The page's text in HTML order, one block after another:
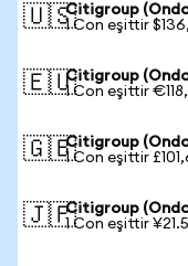
🇺🇸Citigroup
1 Con eşittir
🇪🇺Citigroup
1 Con eşittir
🇬🇧Citigroup
1 Con eşittir
🇯🇵Citigroup
1 Con eşittir